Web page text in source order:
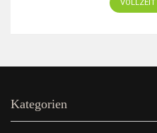
VOLLZEIT
Kategorien